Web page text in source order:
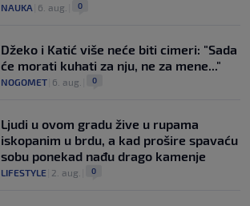
NAUKA 6. aug. 0
Džeko i Katić više neće biti cimeri: "Sada
će morati kuhati za nju, ne za mene..."
NOGOMET 6. aug. 0
Ljudi u ovom gradu žive u rupama
iskopanim u brdu, a kad prošire spavaću
sobu ponekad nađu drago kamenje
LIFESTYLE 2. aug. 0